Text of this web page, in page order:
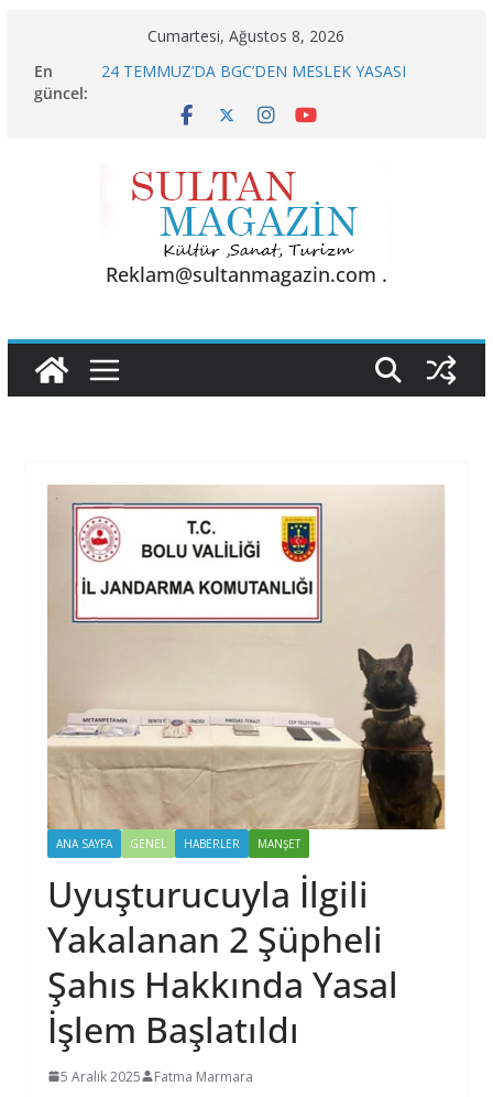
content
Cumartesi, Ağustos 8, 2026
En
güncel:
24 TEMMUZ’DA BGC’DEN MESLEK YASASI
KELİMELER YETMEZ
BU KALP
AKGÜL: “BOLU, KRİZLERLE DEĞİL HİZMETLE
YÖNETİLMEYİ HAK EDİYOR”
Reklam@sultanmagazin.com .
ANA SAYFA GENEL HABERLER MANŞET
Uyuşturucuyla İlgili
Yakalanan 2 Şüpheli
Şahıs Hakkında Yasal
İşlem Başlatıldı
5 Aralık 2025 Fatma Marmara